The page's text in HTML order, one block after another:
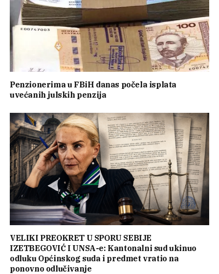
Penzionerima u FBiH danas počela isplata
uvećanih julskih penzija
VELIKI PREOKRET U SPORU SEBIJE
IZETBEGOVIĆ I UNSA-e: Kantonalni sud ukinuo
odluku Općinskog suda i predmet vratio na
ponovno odlučivanje